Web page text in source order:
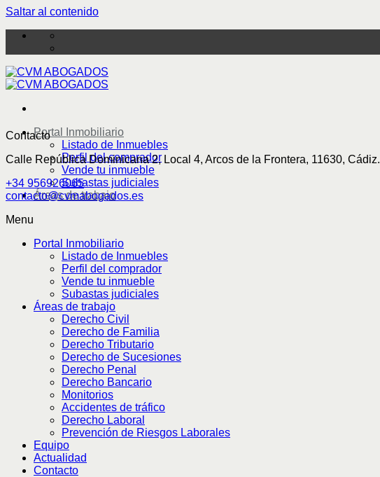
Saltar al contenido
Portal Inmobiliario
Listado de Inmuebles
Perfil del comprador
Vende tu inmueble
Subastas judiciales
Áreas de trabajo
Contacto
Calle República Dominicana 2, Local 4, Arcos de la Frontera, 11630, Cádiz.
+34 956926065
contacto@cvmabogados.es
Menu
Portal Inmobiliario
Listado de Inmuebles
Perfil del comprador
Vende tu inmueble
Subastas judiciales
Áreas de trabajo
Derecho Civil
Derecho de Familia
Derecho Tributario
Derecho de Sucesiones
Derecho Penal
Derecho Bancario
Monitorios
Accidentes de tráfico
Derecho Laboral
Prevención de Riesgos Laborales
Equipo
Actualidad
Contacto